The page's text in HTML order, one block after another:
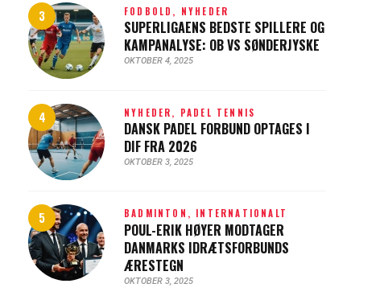
FODBOLD, NYHEDER
SUPERLIGAENS BEDSTE SPILLERE OG
KAMPANALYSE: OB VS SØNDERJYSKE
OKTOBER 4, 2025
NYHEDER, PADEL TENNIS
DANSK PADEL FORBUND OPTAGES I
DIF FRA 2026
OKTOBER 3, 2025
BADMINTON, INTERNATIONALT
POUL-ERIK HØYER MODTAGER
DANMARKS IDRÆTSFORBUNDS
ÆRESTEGN
OKTOBER 3, 2025